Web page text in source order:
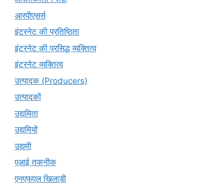
आरपीएसर्स
इंटरनेट की प्रतिष्ठिता
इंटरनेट की प्रसिद्ध व्यक्तित्व
इंटरनेट व्यक्तित्व
उत्पादक (Producers)
उत्पादकों
उद्यमिता
उद्यमियों
उद्यमी
एआई तकनीक
एनएफएल खिलाड़ी